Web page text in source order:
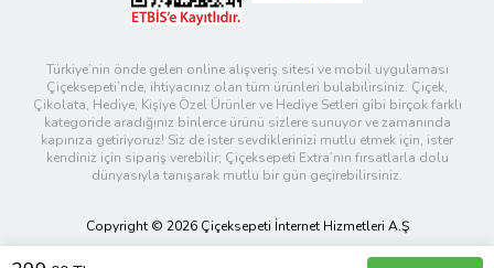
Türkiye’nin önde gelen online alışveriş sitesi ve mobil uygulaması
Çiçeksepeti’nde, ihtiyacınız olan tüm ürünleri bulabilirsiniz. Çiçek,
Çikolata, Hediye, Kişiye Özel Ürünler ve Hediye Setleri gibi birçok farklı
kategoride aradığınız binlerce ürünü sizlere sunuyor ve zamanında
kapınıza getiriyoruz! Siz de ister sevdiklerinizi mutlu etmek için, ister
kendiniz için sipariş verebilir; Çiçeksepeti Extra’nın fırsatlarla dolu
dünyasıyla tanışarak mutlu bir gün geçirebilirsiniz.
Copyright © 2026 Çiçeksepeti İnternet Hizmetleri A.Ş